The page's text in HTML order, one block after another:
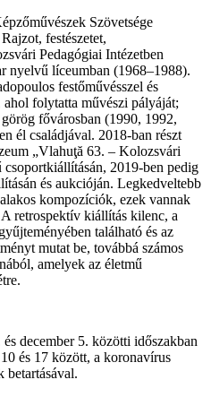
Szövetsége
festészetet,
Pedagógiai Intézetben
nyelvű líceumban (1968–1988).
festőművésszel és
folytatta művészi pályáját;
fővárosban (1990, 1992,
él családjával. 2018-ban részt
„Vlahuţă 63. – Kolozsvári
2019-ben pedig
és aukcióján. Legkedveltebb
kompozíciók, ezek vannak
retrospektív kiállítás kilenc, a
található és az
mutat be, továbbá számos
amelyek az életmű
december 5. közötti időszakban
és 17 között, a koronavírus
betartásával.